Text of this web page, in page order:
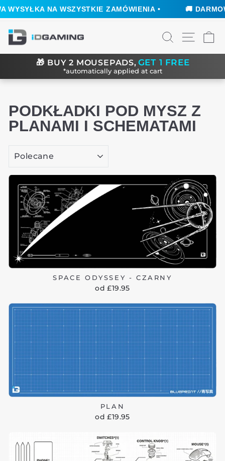
NA WSZYSTKIE ZAMÓWIENIA • 🚚 DARMOWA
do
treści
SZUKAJ
🎁 BUY 2 MOUSEPADS, GET 1 FREE
*automatically applied at cart
PODKŁADKI POD MYSZ Z
PLANAMI I SCHEMATAMI
SPACE ODYSSEY - CZARNY
od £19.95
PLAN
od £19.95